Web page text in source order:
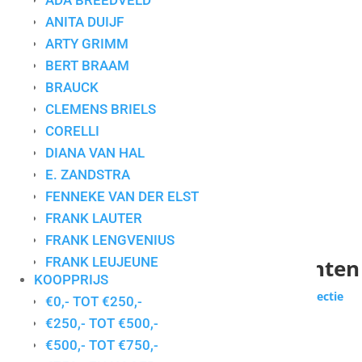
ANITA DUIJF
ARTY GRIMM
BERT BRAAM
BRAUCK
CLEMENS BRIELS
CORELLI
DIANA VAN HAL
E. ZANDSTRA
FENNEKE VAN DER ELST
FRANK LAUTER
FRANK LENGVENIUS
FRANK LEUJEUNE
GERDA ELFRING
GERDIEN DUIJSENS
GERT STRENGHOLT
HANS INNEMEE
KOOPPRIJS
€0,- TOT €250,-
€250,- TOT €500,-
€500,- TOT €750,-
Collectie voor particuliere klanten
Wilt u zakelijk werken huren of kopen?
Bekijk de collectie
zakelijke klanten
Toont alle 3 resultaten